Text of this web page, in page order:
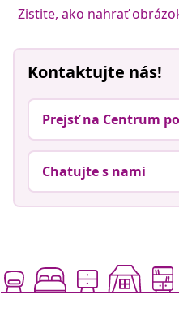
Zistite, ako nahrať
Kontaktujte nás!
Prejsť na Centrum
Chatujte s nami